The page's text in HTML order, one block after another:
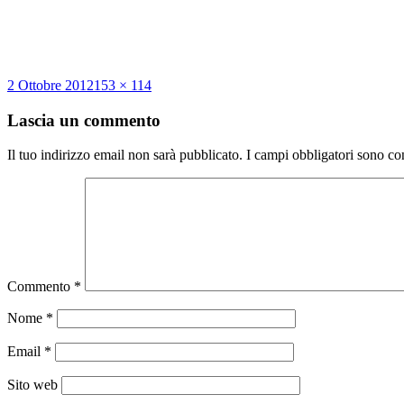
Scritto
2 Ottobre 2012Dimensione
153 × 114
Lascia un commento
Il tuo indirizzo email non sarà pubblicato. I campi obbligatori sono
Commento *
Nome *
Email *
Sito web